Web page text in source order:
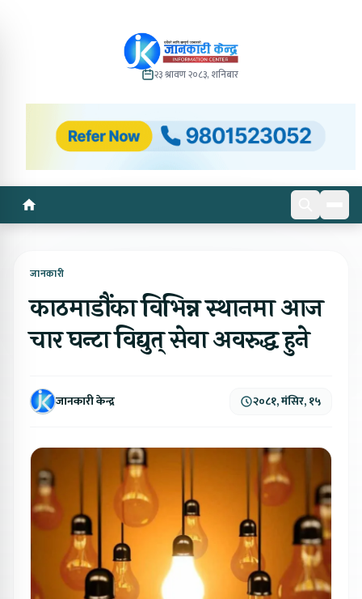
२३ श्रावण २०८३, शनिबार
जानकारी
काठमाडौंका विभिन्न स्थानमा आज
चार घन्टा विद्युत् सेवा अवरुद्ध हुने
जानकारी केन्द्र २०८१, मंसिर, १५